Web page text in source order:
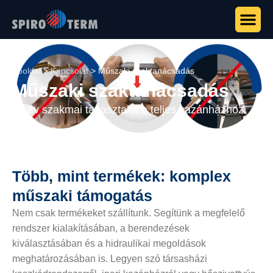
Főoldal>Kapcsolat> Műszaki szaktanácsadás
Műszaki szaktanácsadás
20 év szakmai tapasztalat a teljes kazánházhoz.
Több, mint termékek: komplex
műszaki támogatás
Nem csak termékeket szállítunk. Segítünk a megfelelő
rendszer kialakításában, a berendezések
kiválasztásában és a hidraulikai megoldások
meghatározásában is. Legyen szó társasházi